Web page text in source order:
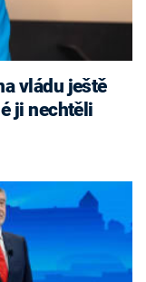
vládu ještě
ji nechtěli